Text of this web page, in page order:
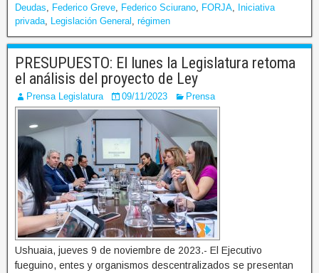
Deudas
Federico Greve Federico Sciurano FORJA
Iniciativa
privada
Legislación General régimen
PRESUPUESTO: El lunes la Legislatura retoma
el análisis del proyecto de Ley
Prensa Legislatura 09/11/2023 Prensa
Ushuaia, jueves 9 de noviembre de 2023.- El Ejecutivo
fueguino, entes y organismos descentralizados se presentan